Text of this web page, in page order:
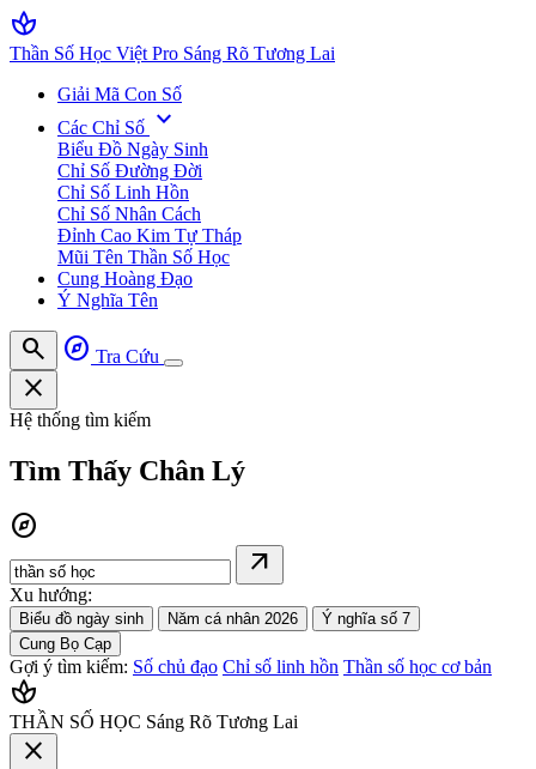
spa
Thần Số Học Việt Pro Sáng Rõ Tương Lai
Giải Mã Con Số
Các Chỉ Số expand_more
Biểu Đồ Ngày Sinh
Chỉ Số Đường Đời
Chỉ Số Linh Hồn
Chỉ Số Nhân Cách
Đỉnh Cao Kim Tự Tháp
Mũi Tên Thần Số Học
Cung Hoàng Đạo
Ý Nghĩa Tên
search explore Tra Cứu
close
Hệ thống tìm kiếm
Tìm Thấy Chân Lý
explore
arrow_outward
Xu hướng:
Biểu đồ ngày sinh Năm cá nhân 2026
Ý nghĩa số 7
Cung Bọ Cạp
Gợi ý tìm kiếm: Số chủ đạo Chỉ số linh hồn Thần số học cơ bản
spa
THẦN SỐ HỌC Sáng Rõ Tương Lai
close